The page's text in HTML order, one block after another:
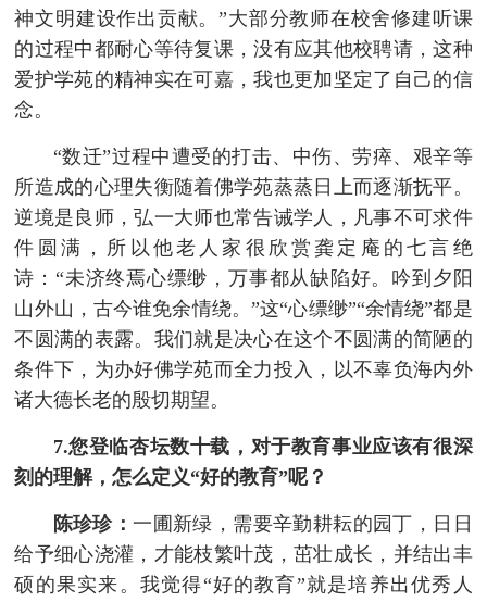
神文明建设作出贡献。”大部分教师在校舍修建听课
的过程中都耐心等待复课，没有应其他校聘请，这种
爱护学苑的精神实在可嘉，我也更加坚定了自己的信
念。
“数迁”过程中遭受的打击、中伤、劳瘁、艰辛等
所造成的心理失衡随着佛学苑蒸蒸日上而逐渐抚平。
逆境是良师，弘一大师也常告诫学人，凡事不可求件
件圆满，所以他老人家很欣赏龚定庵的七言绝
诗：“未济终焉心缥缈，万事都从缺陷好。吟到夕阳
山外山，古今谁免余情绕。”这“心缥缈”“余情绕”都是
不圆满的表露。我们就是决心在这个不圆满的简陋的
条件下，为办好佛学苑而全力投入，以不辜负海内外
诸大德长老的殷切期望。
7.您登临杏坛数十载，对于教育事业应该有很深
刻的理解，怎么定义“好的教育”呢？
陈珍珍：一圃新绿，需要辛勤耕耘的园丁，日日
给予细心浇灌，才能枝繁叶茂，茁壮成长，并结出丰
硕的果实来。我觉得“好的教育”就是培养出优秀人